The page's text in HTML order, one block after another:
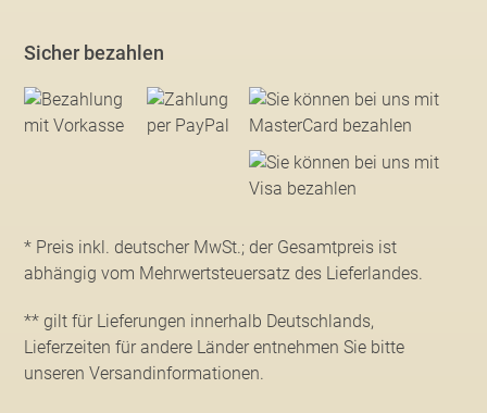
Sicher bezahlen
* Preis inkl. deutscher MwSt.; der Gesamtpreis ist
abhängig vom Mehrwertsteuersatz des Lieferlandes.
** gilt für Lieferungen innerhalb Deutschlands,
Lieferzeiten für andere Länder entnehmen Sie bitte
unseren Versandinformationen.